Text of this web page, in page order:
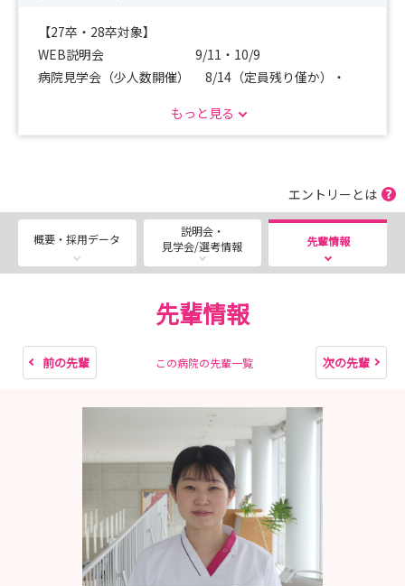
【27卒・28卒対象】
WEB説明会 9/11・10/9
病院見学会（少人数開催） 8/14（定員残り僅か）・
当法人は地域の急性期（救急）病院から紹介いただいた患
者さんに、回復期から生活期のリハビリテーションを病
院・老健・在宅と広範囲の分野で総合的なリハビリテーシ
業所・行政とも綿密な連携をとり、ひとりの患者さんを地
域全体で支えています
【法人紹介】
早期自立・安定した在宅生活へ向けて生活期までの
総合的リハビリテーションを提供
・介護老人保健施設 伸寿苑（120床）
在宅復帰の可能性を追求して生活期を支えるリハビ
リテーション施設
もっと見る
エントリーとは
概要・採用データ
説明会・
見学会/選考情報
先輩情報
先輩情報
前の先輩 この病院の先輩一覧 次の先輩